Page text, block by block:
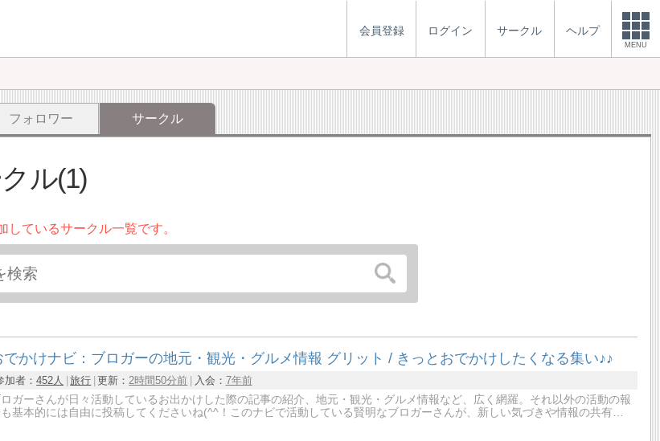
会員登録 ログイン サークル ヘルプ
MENU
フォロワー サークル
ル(1)
しているサークル一覧です。
でかけナビ：ブロガーの地元・観光・グルメ情報 グリット / きっとおでかけしたくなる集い♪♪
加者：452人 旅行 更新：2時間50分前 入会： 7年前
ガーさんが日々活動しているお出かけした際の記事の紹介、地元・観光・グルメ情報など、広く網羅。それ以外の活動の報
基本的には自由に投稿してくださいね(^^！このナビで活動している賢明なブロガーさんが、新しい気づきや情報の共有…